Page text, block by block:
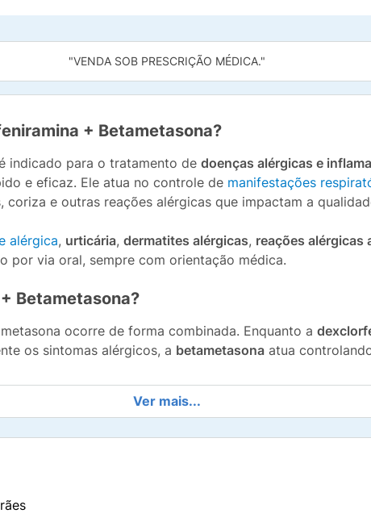
"VENDA SOB PRESCRIÇÃO MÉDICA."
+ Betametasona?
indicado para o tratamento de doenças alérgicas e
e eficaz. Ele atua no controle de manifestações
e outras reações alérgicas que impactam a
alérgica, urticária, dermatites alérgicas, reações alérgicas
por via oral, sempre com orientação médica.
Betametasona?
ocorre de forma combinada. Enquanto a
os sintomas alérgicos, a betametasona atua
dos sintomas, especialmente em crises alérgicas mais
com ações complementares, o
Ver mais...